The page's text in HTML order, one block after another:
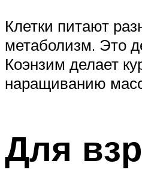
Клетки питают
метаболизм. Это
Коэнзим делает
наращиванию
Для